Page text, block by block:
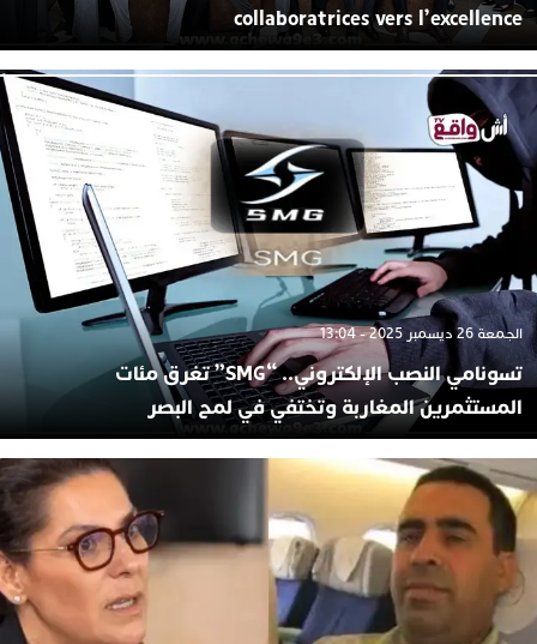
collaboratrices vers l’excellence
الجمعة 26 ديسمبر 2025 - 13:04
تسونامي النصب الإلكتروني.. “SMG” تغرق مئات
المستثمرين المغاربة وتختفي في لمح البصر